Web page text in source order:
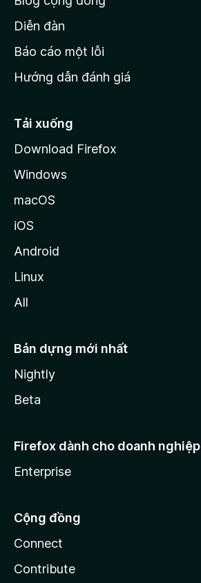
ủ
M
o
i
l
Diễn đàn
Báo cáo một lỗi
Hướng dẫn đánh giá
Tải xuống
Download Firefox
Windows
macOS
iOS
Android
Linux
All
Bản dựng mới nhất
Nightly
Beta
Firefox dành cho doanh nghiệp
Enterprise
Cộng đồng
Connect
Contribute